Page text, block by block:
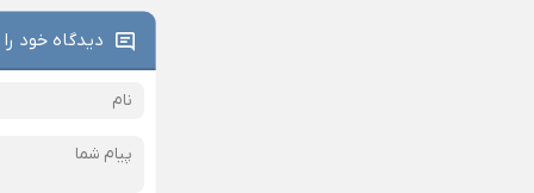
دیدگاه خود